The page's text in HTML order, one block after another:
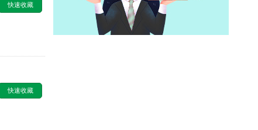
快速收藏
快速收藏